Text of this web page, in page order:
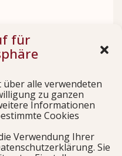
für
über alle verwendeten
zu ganzen
Informationen
Cookies
Verwendung Ihrer
Sie
Plätze für unsere